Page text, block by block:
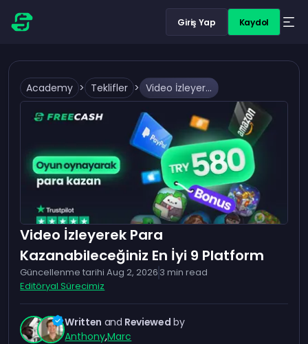
Giriş Yap Kaydol
Academy > Teklifler > Video İzleyerek Para Kazanabileceğiniz En İyi 9 Platform
Video İzleyerek Para
Kazanabileceğiniz En İyi 9 Platform
Güncellenme tarihi Aug 2, 2026 3 min read
Editöryal Sürecimiz
Written and Reviewed by
Anthony,Marc